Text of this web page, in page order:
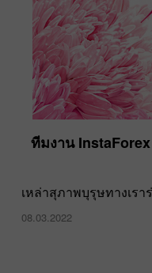
ทีมงาน
เหล่าสุภาพบุรุษทางเร
08.03.2022